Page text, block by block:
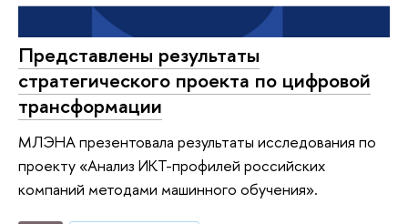
Представлены результаты
стратегического проекта по цифровой
трансформации
МЛЭНА презентовала результаты исследования по
проекту «Анализ ИКТ-профилей российских
компаний методами машинного обучения».